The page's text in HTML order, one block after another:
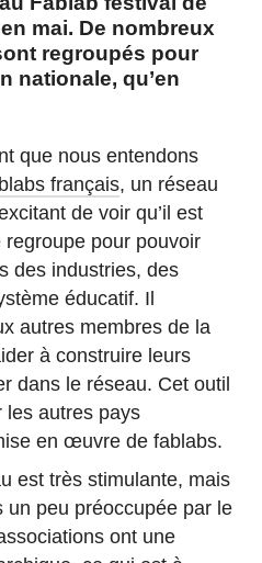
mai. De nombreux
regroupés pour
nationale, qu’en
que nous entendons
français, un réseau
de voir qu’il est
pour pouvoir
des industries, des
éducatif. Il
autres membres de la
à construire leurs
dans le réseau. Cet outil
les autres pays
en œuvre de fablabs.
est très stimulante, mais
un peu préoccupée par le
ont une